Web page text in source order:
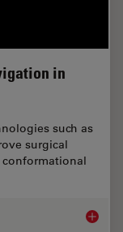
in
such as
surgical
conformational